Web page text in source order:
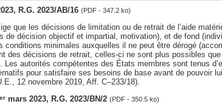
R.G. 2023/AB/16 (PDF - 347.2 ko)
que les décisions de limitation ou de retrait de l’aide
de décision objectif et impartial, motivation), et de fond
conditions minimales auxquelles il ne peut être dérogé
des décisions de retrait, celles-ci ne sont plus possibles
autorités compétentes des États membres sont tenus
pour satisfaire ses besoins de base avant de pouvoir
12 novembre 2019, Aff. C–233/18).
ermars 2023, R.G. 2023/BN/2 (PDF - 350.5 ko)